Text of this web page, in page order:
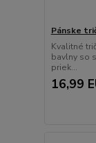
Pánske
Kvalitné
bavlny so
priek...
16,99